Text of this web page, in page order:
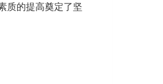
质的提高奠定了坚